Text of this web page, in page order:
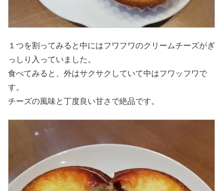
１つを割ってみると中にはフワフワのクリームチーズがぎ
っしり入っていました。
食べてみると、外はサクサクしていて中はフワッフワで
す。
チーズの風味と丁度良い甘さで絶品です。